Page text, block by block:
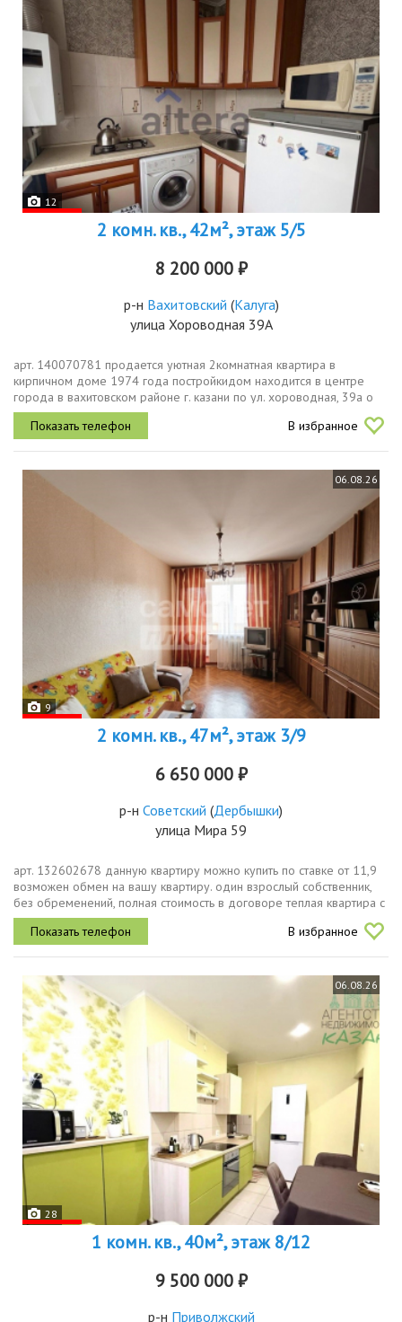
12
2 комн. кв., 42м², этаж 5/5
8 200 000 ₽
р-н Вахитовский (Калуга)
улица Хороводная 39А
арт. 140070781 прoдаeтcя уютнaя 2комнатная квартира в
кирпичном доме 1974 года постройкидом находится в центре
города в вахитовском районе г. казани по ул. хороводная, 39а о
квартиреквартира светлая, уютная, расположена на 5м этажеимеет
удобную,...
В избранное
06.08.26
9
2 комн. кв., 47м², этаж 3/9
6 650 000 ₽
р-н Советский (Дербышки)
улица Мира 59
арт. 132602678 данную квартиру можно купить по ставке от 11,9
возможен обмен на вашу квартиру. один взрослый собственник,
без обременений, полная стоимость в договоре теплая квартира с
окнами во двор и просторной лоджией. до центра города на...
В избранное
06.08.26
28
1 комн. кв., 40м², этаж 8/12
9 500 000 ₽
р-н Приволжский